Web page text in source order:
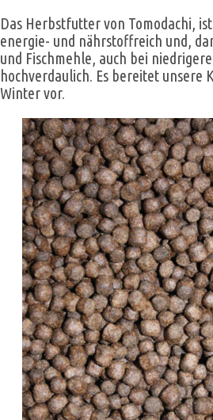
Das Herbstfutter von Tomodachi,
energie- und nährstoffreich und,
und Fischmehle, auch bei
hochverdaulich. Es bereitet unsere
Winter vor.